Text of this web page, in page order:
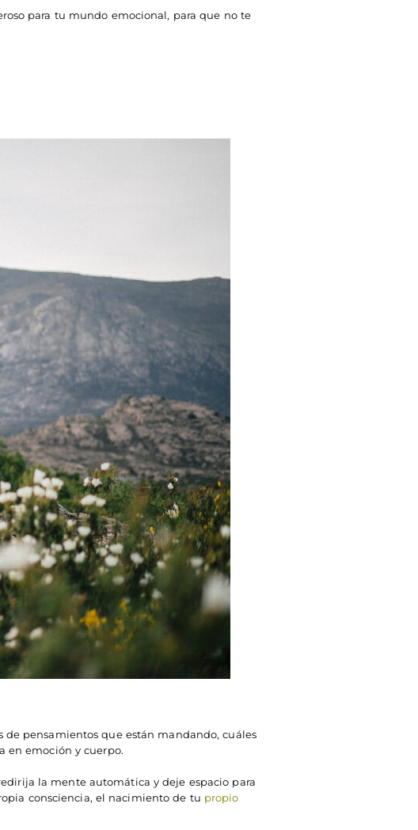
para tu mundo emocional, para que no te
pensamientos que están mandando, cuáles
en emoción y cuerpo.
la mente automática y deje espacio para
consciencia, el nacimiento de tu propio